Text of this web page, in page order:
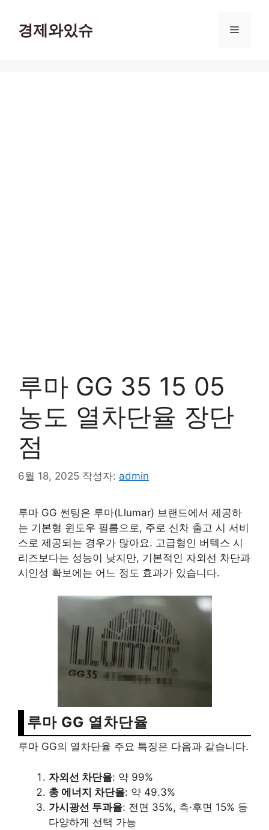
경제와있슈 메
루마 GG 35 15 05
농도 열차단율 장단
점
6월 18, 2025 작성자: admin
루마 GG 썬팅은 루마(Llumar) 브랜드에서 제공하
는 기본형 윈도우 필름으로, 주로 신차 출고 시 서비
스로 제공되는 경우가 많아요. 고급형인 버텍스 시
리즈보다는 성능이 낮지만, 기본적인 자외선 차단과
시인성 확보에는 어느 정도 효과가 있습니다.
루마 GG 열차단율
루마 GG의 열차단율 주요 특징은 다음과 같습니다.
자외선 차단율: 약 99%
총 에너지 차단율: 약 49.3%
가시광선 투과율: 전면 35%, 측·후면 15% 등
다양하게 선택 가능